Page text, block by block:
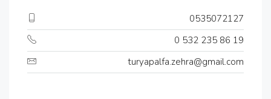
0535072127
0 532 235 86 19
turyapalfa.zehra@gmail.com